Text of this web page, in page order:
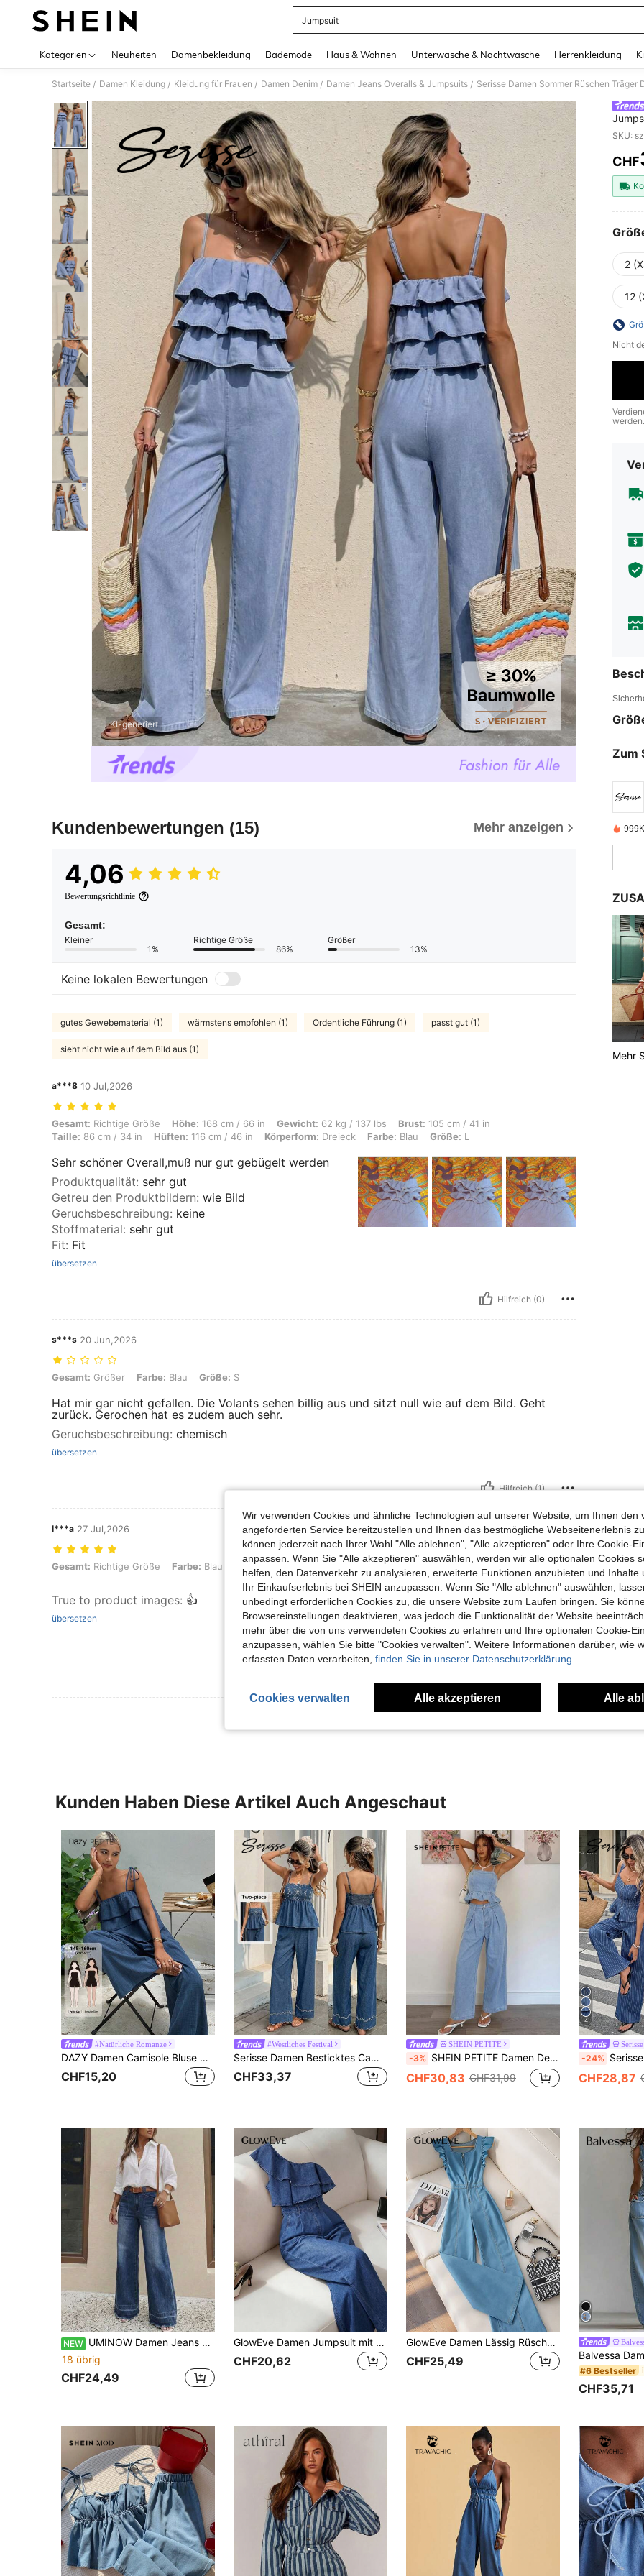
Jumpsuit
Kategorien Neuheiten Damenbekleidung Bademode Haus & Wohnen Unterwäsche & Nachtwäsche Herrenkleidung
Startseite / Damen Kleidung / Kleidung für Frauen / Damen Denim / Damen Jeans Overalls & Jumpsuits /
KI-generiert
Kundenbewertungen (15) Mehr anzeigen
4,06
Bewertungsrichtlinie
Gesamt:
Kleiner
1%
Richtige Größe
86%
Größer
13%
Keine lokalen Bewertungen
gutes Gewebematerial (1) wärmstens empfohlen (1) Ordentliche Führung (1) passt gut (1)
sieht nicht wie auf dem Bild aus (1)
a***8 10 Jul,2026
Gesamt: Richtige Größe, Höhe: 168 cm / 66 in, Gewicht: 62 kg / 137 lbs, Brust: 105 cm / 41 in, Taille: 86 cm / 34 in, Hüften: 116 cm / 46 in, Körperform:
Gesamt: Richtige Größe Höhe: 168 cm / 66 in Gewicht: 62 kg / 137 lbs Brust: 105 cm / 41 in
Taille: 86 cm / 34 in Hüften: 116 cm / 46 in Körperform: Dreieck Farbe: Blau Größe: L
Sehr schöner Overall,muß nur gut gebügelt werden
Produktqualität: sehr gut
Getreu den Produktbildern: wie Bild
Geruchsbeschreibung: keine
Stoffmaterial: sehr gut
Fit: Fit
übersetzen
Hilfreich (0)
s***s 20 Jun,2026
Gesamt: Größer, Farbe: Blau, Größe: S
Gesamt: Größer Farbe: Blau Größe: S
Hat mir gar nicht gefallen. Die Volants sehen billig aus und sitzt null wie auf dem Bild. Geht
zurück. Gerochen hat es zudem auch sehr.
Geruchsbeschreibung: chemisch
übersetzen
Hilfreich (1)
l***a 27 Jul,2026
Gesamt: Richtige Größe, Farbe: Blau, Größe: M
Gesamt: Richtige Größe Farbe: Blau Größe:
True to product images: 👍
übersetzen
Mehr Bewertungen Ansehen
CHF
2
12
Nicht
werden.
Zum
Mehr
Kunden Haben Diese Artikel Auch Angeschaut
#Natürliche Romanze
DAZY Damen Camisole Bluse mit Rüschenbesatz & lässige Jeans in lockerer Passform 2-teiliges Set Petite
CHF15,20
#Westliches Festival
Serisse Damen Besticktes Camisole und lässige Jeans mit gerundetem Saum Set, Sommer Festival Kostüm, Pendeln, Urlaub, Abschluss, Chic Y2K, Süß, Streetwear, Kokette, Party, Hochzeit, Elegant, Business Casual, Frau, Business, Strand, Abschluss, Ausgehen, Geburtstag
CHF33,37
SHEIN PETITE
-3% SHEIN PETITE Damen Denim Rüschen Cami Top und Weite Hose Set, Lässige Sommer Strand & Urlaub Elegante Outfits für Frauen Camisole mit Saum, Petite Frauen
CHF30,83 CHF31,99
4
Serisse
-24% Serisse Damen gestreiftes ärmelloses Top und Jeans-Hosen Set, ideal für Frühling bis Sommer, Karneval, Pendeln, Urlaub,
CHF28,87
NEW UMINOW Damen Jeans mit geradem Bein, lässiger Stil, mit Taschen, Knopf- und Reißverschlussdetails, nicht-elastischer Stoff
18 übrig
CHF24,49
GlowEve Damen Jumpsuit mit gerüschter Schulter und weitem Bein aus Denim
CHF20,62
GlowEve Damen Lässig Rüschen Denim Jumpsuit mit Reißverschluss, Sommer
CHF25,49
#6 Bestseller
CHF35,71
Wir verwenden Cookies und ähnliche Technologien auf unserer Website, um Ihnen den
angeforderten Service bereitzustellen und Ihnen das bestmögliche Webseitenerlebnis
können jederzeit nach Ihrer Wahl "Alle ablehnen", "Alle akzeptieren" oder Ihre Cookie-
anpassen. Wenn Sie "Alle akzeptieren" auswählen, werden wir alle optionalen Cookies
helfen, den Datenverkehr zu analysieren, erweiterte Funktionen anzubieten und Inhalte
Ihr Einkaufserlebnis bei SHEIN anzupassen. Wenn Sie "Alle ablehnen" auswählen,
unbedingt erforderlichen Cookies zu, die unsere Website zum Laufen bringen. Sie
Browsereinstellungen deaktivieren, was jedoch die Funktionalität der Website
mehr über die von uns verwendeten Cookies zu erfahren und Ihre optionalen Cookie-
anzupassen, wählen Sie bitte "Cookies verwalten". Weitere Informationen darüber, wie
erfassten Daten verarbeiten, finden Sie in unserer Datenschutzerklärung.
Cookies verwalten Alle akzeptieren Alle